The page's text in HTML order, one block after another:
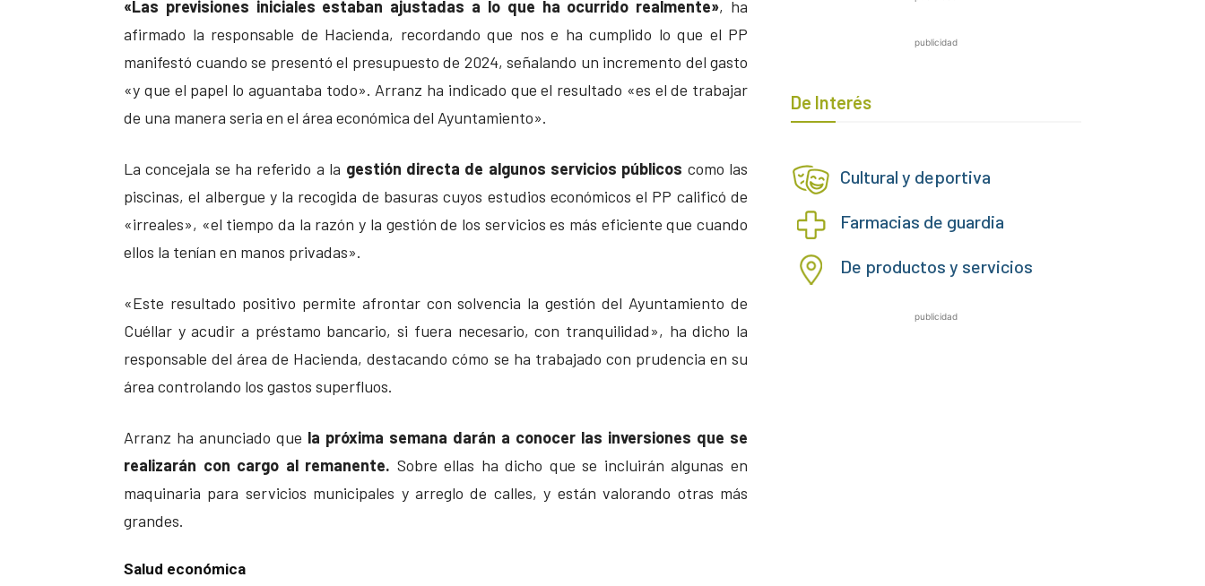
«Las previsiones iniciales estaban ajustadas a lo que ha ocurrido realmente», ha
afirmado la responsable de Hacienda, recordando que nos e ha cumplido lo que el PP
manifestó cuando se presentó el presupuesto de 2024, señalando un incremento del gasto
«y que el papel lo aguantaba todo». Arranz ha indicado que el resultado «es el de trabajar
de una manera seria en el área económica del Ayuntamiento».
La concejala se ha referido a la gestión directa de algunos servicios públicos como las
piscinas, el albergue y la recogida de basuras cuyos estudios económicos el PP calificó de
«irreales», «el tiempo da la razón y la gestión de los servicios es más eficiente que cuando
ellos la tenían en manos privadas».
«Este resultado positivo permite afrontar con solvencia la gestión del Ayuntamiento de
Cuéllar y acudir a préstamo bancario, si fuera necesario, con tranquilidad», ha dicho la
responsable del área de Hacienda, destacando cómo se ha trabajado con prudencia en su
área controlando los gastos superfluos.
Arranz ha anunciado que la próxima semana darán a conocer las inversiones que se
realizarán con cargo al remanente. Sobre ellas ha dicho que se incluirán algunas en
maquinaria para servicios municipales y arreglo de calles, y están valorando otras más
grandes.
Salud económica
publicidad
De Interés
Cultural y deportiva
Farmacias de guardia
De productos y servicios
publicidad